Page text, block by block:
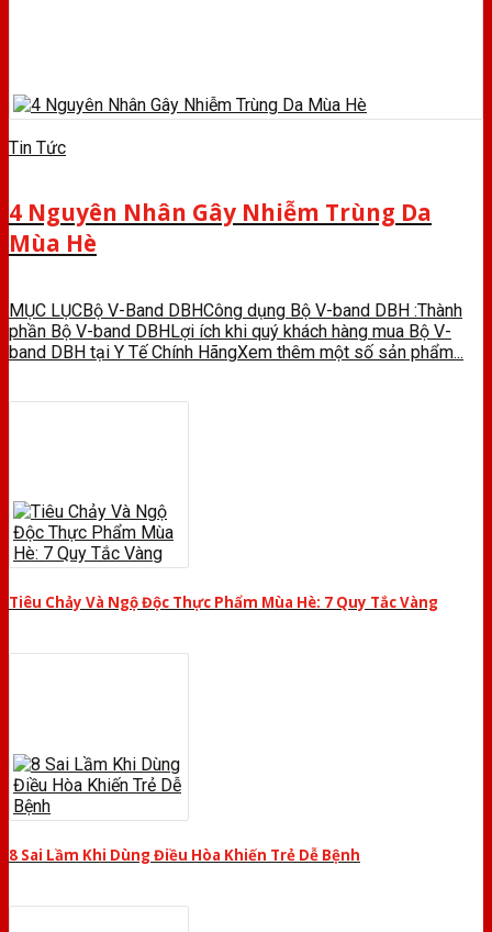
Tin Tức
4 Nguyên Nhân Gây Nhiễm Trùng Da
Mùa Hè
MỤC LỤCBộ V-Band DBHCông dụng Bộ V-band DBH :Thành
phần Bộ V-band DBHLợi ích khi quý khách hàng mua Bộ V-
band DBH tại Y Tế Chính HãngXem thêm một số sản phẩm...
Tiêu Chảy Và Ngộ Độc Thực Phẩm Mùa Hè: 7 Quy Tắc Vàng
8 Sai Lầm Khi Dùng Điều Hòa Khiến Trẻ Dễ Bệnh